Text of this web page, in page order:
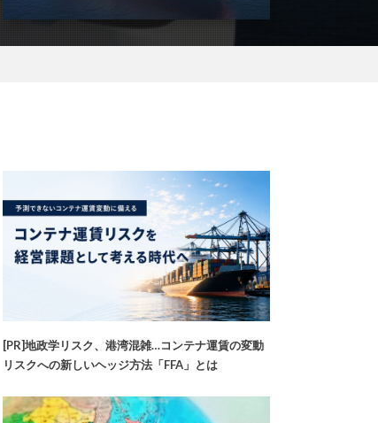
[PR]地政学リスク、港湾混雑…コンテナ運賃の変動
リスクへの新しいヘッジ方法「FFA」とは